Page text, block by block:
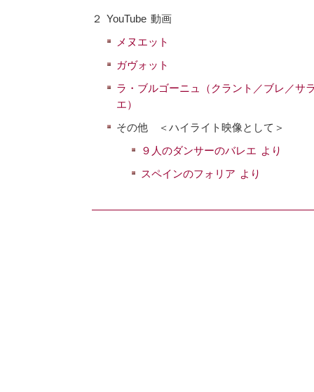
２ YouTube 動画
メヌエット
ガヴォット
ラ・ブルゴーニュ（クラント／ブレ／サ
エ）
その他 ＜ハイライト映像として＞
９人のダンサーのバレエ より
スペインのフォリア より